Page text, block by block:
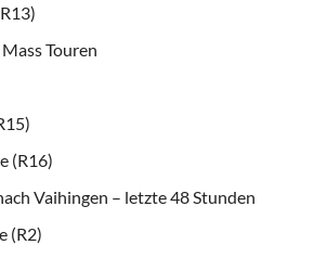
Touren
(R16)
Vaihingen – letzte 48 Stunden
(R2)